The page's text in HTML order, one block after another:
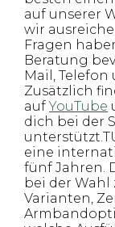
auf unserer
wir
Fragen
Beratung
Mail, Telefon
Zusätzlich
aufYouTube
dich bei der
eine
fünf Jahren.
bei der Wahl
Varianten,